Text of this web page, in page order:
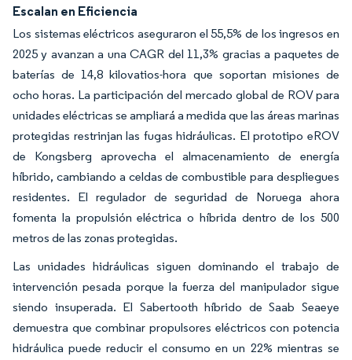
Escalan en Eficiencia
Los sistemas eléctricos aseguraron el 55,5% de los ingresos en
2025 y avanzan a una CAGR del 11,3% gracias a paquetes de
baterías de 14,8 kilovatios-hora que soportan misiones de
ocho horas. La participación del mercado global de ROV para
unidades eléctricas se ampliará a medida que las áreas marinas
protegidas restrinjan las fugas hidráulicas. El prototipo eROV
de Kongsberg aprovecha el almacenamiento de energía
híbrido, cambiando a celdas de combustible para despliegues
residentes. El regulador de seguridad de Noruega ahora
fomenta la propulsión eléctrica o híbrida dentro de los 500
metros de las zonas protegidas.
Las unidades hidráulicas siguen dominando el trabajo de
intervención pesada porque la fuerza del manipulador sigue
siendo insuperada. El Sabertooth híbrido de Saab Seaeye
demuestra que combinar propulsores eléctricos con potencia
hidráulica puede reducir el consumo en un 22% mientras se